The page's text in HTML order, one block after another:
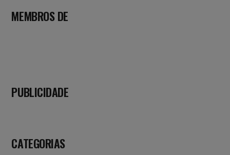
MEMBROS DE
PUBLICIDADE
CATEGORIAS